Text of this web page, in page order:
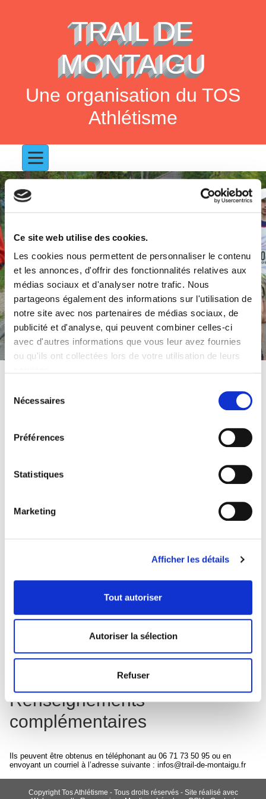
Ce site web utilise des cookies.
Les cookies nous permettent de personnaliser le contenu
et les annonces, d'offrir des fonctionnalités relatives aux
médias sociaux et d'analyser notre trafic. Nous
partageons également des informations sur l'utilisation de
notre site avec nos partenaires de médias sociaux, de
publicité et d'analyse, qui peuvent combiner celles-ci
avec d'autres informations que vous leur avez fournies
ou qu'ils ont collectées lors de votre utilisation de leurs
Nécessaires
Préférences
Statistiques
Marketing
Afficher les détails
Tout autoriser
Autoriser la sélection
Refuser
TRAIL DE
MONTAIGU
Une organisation du TOS
Athlétisme
Mentions légales
Sport.
Responsable du traitement de données personnelles
Téléphone 07 88 37 59 43
Courriel infos@trail-de-montaigu.fr
Société 1and1,
06 81 09 84 01
contact@studio-internet.fr
Renseignements
complémentaires
Ils peuvent être obtenus en téléphonant au 06 71 73 50 95 ou en
envoyant un courriel à l’adresse suivante : infos@trail-de-montaigu.fr
Copyright Tos Athlétisme - Tous droits réservés - Site réalisé avec